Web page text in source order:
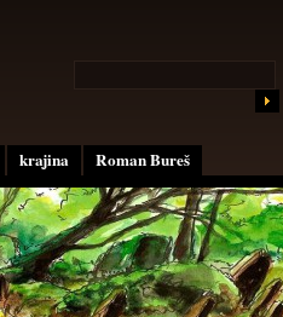
krajina Roman Bureš